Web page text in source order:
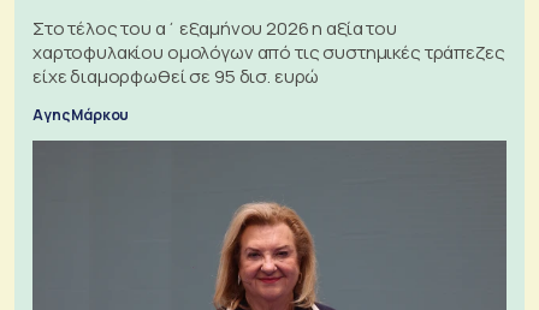
Στο τέλος του α΄ εξαμήνου 2026 η αξία του
χαρτοφυλακίου ομολόγων από τις συστημικές τράπεζες
είχε διαμορφωθεί σε 95 δισ. ευρώ
Αγης Μάρκου